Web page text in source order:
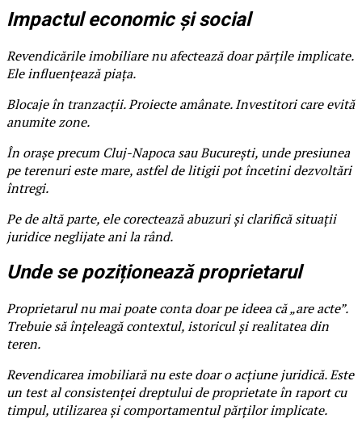
Impactul economic și social
Revendicările imobiliare nu afectează doar părțile implicate.
Ele influențează piața.
Blocaje în tranzacții. Proiecte amânate. Investitori care evită
anumite zone.
În orașe precum Cluj-Napoca sau București, unde presiunea
pe terenuri este mare, astfel de litigii pot încetini dezvoltări
întregi.
Pe de altă parte, ele corectează abuzuri și clarifică situații
juridice neglijate ani la rând.
Unde se poziționează proprietarul
Proprietarul nu mai poate conta doar pe ideea că „are acte”.
Trebuie să înțeleagă contextul, istoricul și realitatea din
teren.
Revendicarea imobiliară nu este doar o acțiune juridică. Este
un test al consistenței dreptului de proprietate în raport cu
timpul, utilizarea și comportamentul părților implicate.